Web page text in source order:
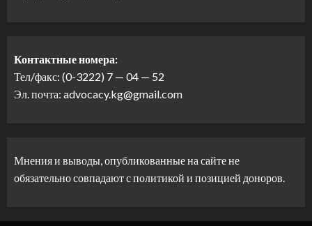
Контактные номера:
Тел/факс: (0-3222) 7 — 04 — 52
Эл. почта: advocacy.kg@gmail.com
Мнения и выводы, опубликованные на сайте не
обязательно совпадают с политикой и позицией доноров.